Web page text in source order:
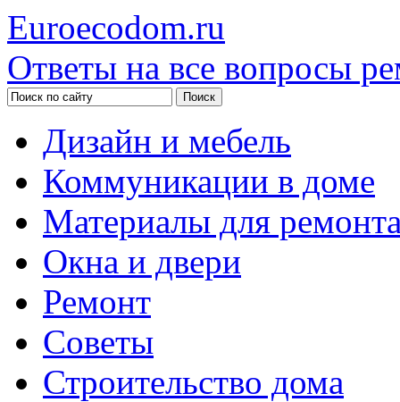
Euroecodom.ru
Ответы на все вопросы
Дизайн и мебель
Коммуникации в доме
Материалы для
Окна и двери
Ремонт
Советы
Строительство дома